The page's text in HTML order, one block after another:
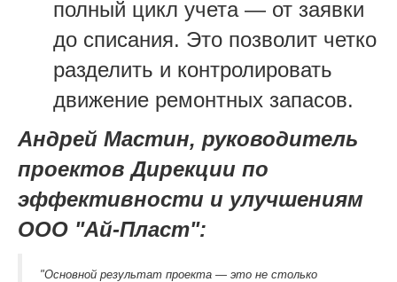
полный цикл учета — от заявки
до списания. Это позволит четко
разделить и контролировать
движение ремонтных запасов.
Андрей Мастин, руководитель
проектов Дирекции по
эффективности и улучшениям
ООО "Ай-Пласт":
"Основной результат проекта — это не столько